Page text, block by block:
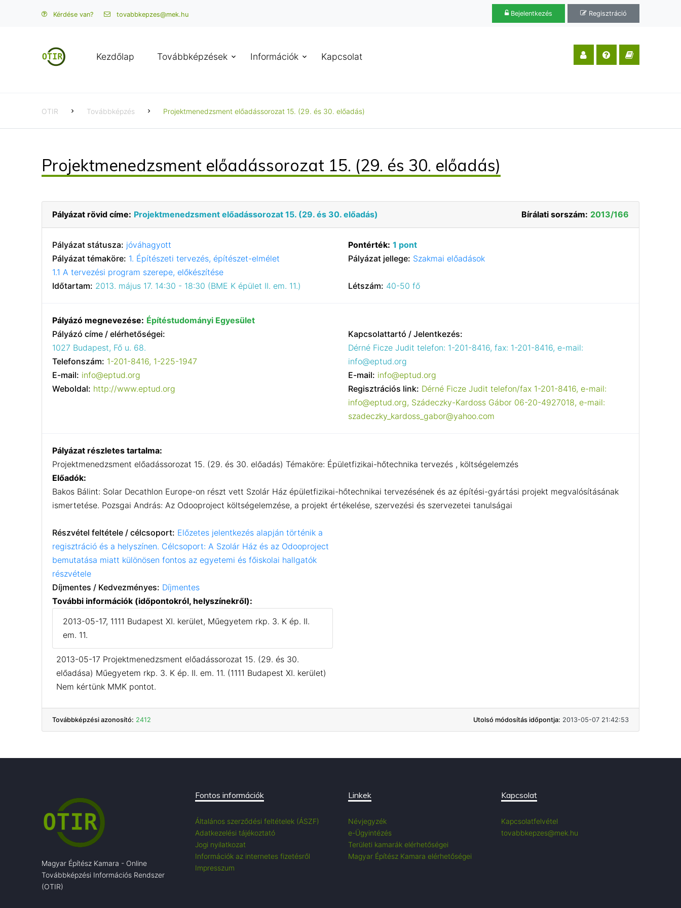
Kérdése van? tovabbkepzes@mek.hu Bejelentkezés Regisztráció
Kezdőlap Továbbképzések Információk Kapcsolat
OTIR Továbbképzés Projektmenedzsment előadássorozat 15. (29. és 30. előadás)
Projektmenedzsment előadássorozat 15. (29. és 30. előadás)
Pályázat rövid címe: Projektmenedzsment előadássorozat 15. (29. és 30. előadás) Bírálati sorszám: 2013/166
Pályázat státusza: jóváhagyott Pontérték: 1 pont
Pályázat témaköre: 1. Építészeti tervezés, építészet-elmélet
1.1 A tervezési program szerepe, előkészítése
Pályázat jellege: Szakmai előadások
Időtartam: 2013. május 17. 14:30 - 18:30 (BME K épület II. em. 11.) Létszám: 40-50 fő
Pályázó megnevezése: Építéstudományi Egyesület
Pályázó címe / elérhetőségei:
1027 Budapest, Fő u. 68.
Telefonszám: 1-201-8416, 1-225-1947
E-mail: info@eptud.org
Weboldal: http://www.eptud.org
Kapcsolattartó / Jelentkezés:
Dérné Ficze Judit telefon: 1-201-8416, fax: 1-201-8416, e-mail:
info@eptud.org
E-mail: info@eptud.org
Regisztrációs link: Dérné Ficze Judit telefon/fax 1-201-8416, e-mail:
info@eptud.org, Szádeczky-Kardoss Gábor 06-20-4927018, e-mail:
szadeczky_kardoss_gabor@yahoo.com
Pályázat részletes tartalma:
Projektmenedzsment előadássorozat 15. (29. és 30. előadás) Témaköre: Épületfizikai-hőtechnika tervezés , költségelemzés
Előadók:
Bakos Bálint: Solar Decathlon Europe-on részt vett Szolár Ház épületfizikai-hőtechnikai tervezésének és az építési-gyártási projekt megvalósításának
ismertetése. Pozsgai András: Az Odooproject költségelemzése, a projekt értékelése, szervezési és szervezetei tanulságai
Részvétel feltétele / célcsoport: Előzetes jelentkezés alapján történik a
regisztráció és a helyszínen. Célcsoport: A Szolár Ház és az Odooproject
bemutatása miatt különösen fontos az egyetemi és főiskolai hallgatók
részvétele
Díjmentes / Kedvezményes: Díjmentes
További információk (időpontokról, helyszínekről):
2013-05-17, 1111 Budapest XI. kerület, Műegyetem rkp. 3. K ép. II.
em. 11.
2013-05-17 Projektmenedzsment előadássorozat 15. (29. és 30.
előadása) Műegyetem rkp. 3. K ép. II. em. 11. (1111 Budapest XI. kerület)
Nem kértünk MMK pontot.
Továbbképzési azonosító: 2412 Utolsó módosítás időpontja: 2013-05-07 21:42:53
Magyar Építész Kamara - Online
Továbbképzési Információs Rendszer
(OTIR)
Fontos információk
Általános szerződési feltételek (ÁSZF)
Adatkezelési tájékoztató
Jogi nyilatkozat
Információk az internetes fizetésről
Impresszum
Linkek
Névjegyzék
e-Ügyintézés
Területi kamarák elérhetőségei
Magyar Építész Kamara elérhetőségei
Kapcsolat
Kapcsolatfelvétel
tovabbkepzes@mek.hu